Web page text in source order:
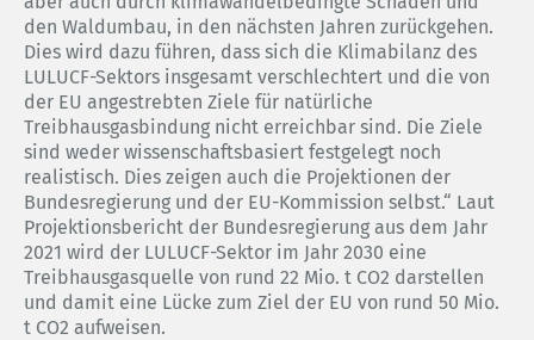
den Waldumbau, in den nächsten Jahren zurückgehen.
Dies wird dazu führen, dass sich die Klimabilanz des
LULUCF-Sektors insgesamt verschlechtert und die von
der EU angestrebten Ziele für natürliche
Treibhausgasbindung nicht erreichbar sind. Die Ziele
sind weder wissenschaftsbasiert festgelegt noch
realistisch. Dies zeigen auch die Projektionen der
Bundesregierung und der EU-Kommission selbst.“ Laut
Projektionsbericht der Bundesregierung aus dem Jahr
2021 wird der LULUCF-Sektor im Jahr 2030 eine
Treibhausgasquelle von rund 22 Mio. t CO2 darstellen
und damit eine Lücke zum Ziel der EU von rund 50 Mio.
t CO2 aufweisen.